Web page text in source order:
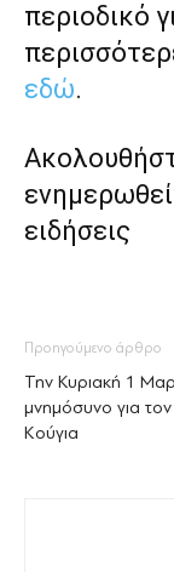
περιοδικό
εδώ.
ειδήσεις
Προηγούμενο άρθρο
Την Κυριακή 1
μνημόσυνο για τον
Κούγια